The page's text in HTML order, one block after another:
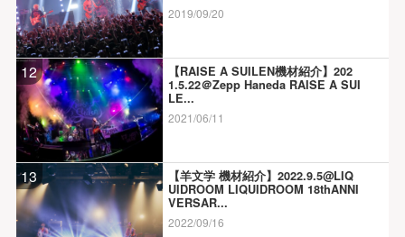
2019/09/20
12
【RAISE A SUILEN機材紹介】202
1.5.22＠Zepp Haneda RAISE A SUI
LE...
2021/06/11
13
【羊文学 機材紹介】2022.9.5@LIQ
UIDROOM LIQUIDROOM 18thANNI
VERSAR...
2022/09/16